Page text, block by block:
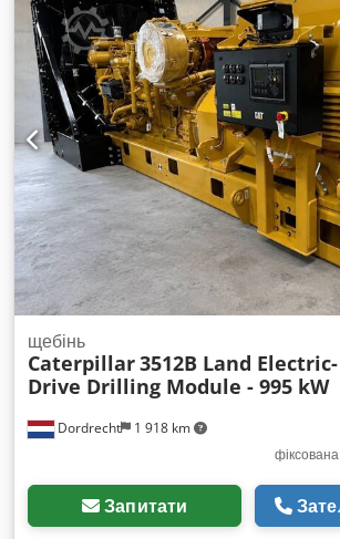
Dordrecht 1 918 km
щебінь
Caterpillar3512B Land Electric-
Drive Drilling Module - 995 kW
Запитати